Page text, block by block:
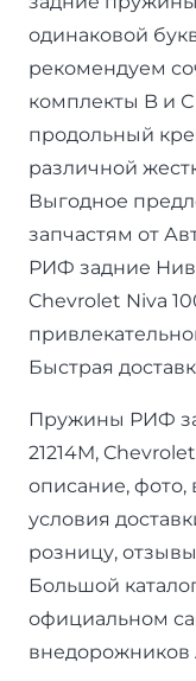
одинаковой
рекомендуем
комплекты B и
продольный
различной
Выгодное
запчастям от
РИФ задние Нива
Chevrolet Niva
Быстрая
Пружины РИФ
21214M,
описание, фото,
условия
розницу,
Большой
официальном